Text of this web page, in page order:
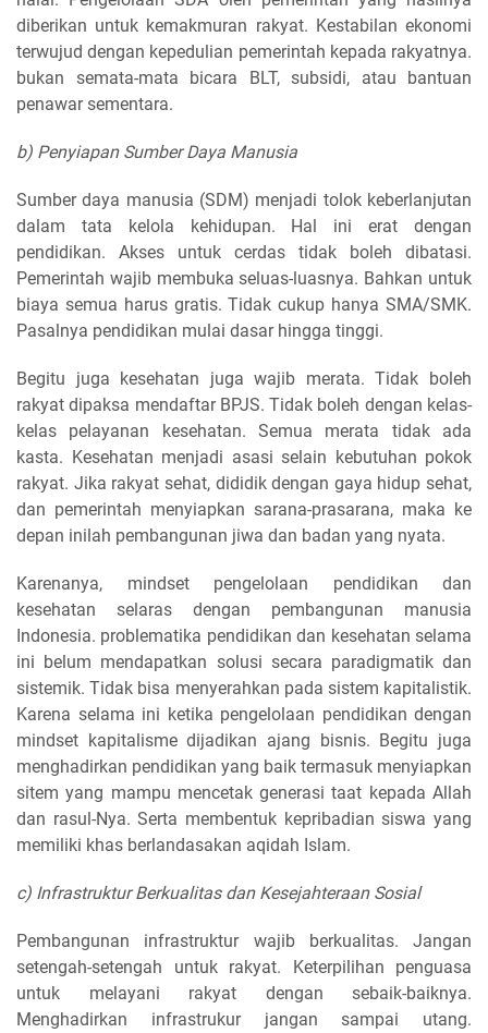
diberikan untuk kemakmuran rakyat. Kestabilan ekonomi
terwujud dengan kepedulian pemerintah kepada rakyatnya.
bukan semata-mata bicara BLT, subsidi, atau bantuan
penawar sementara.
b) Penyiapan Sumber Daya Manusia
Sumber daya manusia (SDM) menjadi tolok keberlanjutan
dalam tata kelola kehidupan. Hal ini erat dengan
pendidikan. Akses untuk cerdas tidak boleh dibatasi.
Pemerintah wajib membuka seluas-luasnya. Bahkan untuk
biaya semua harus gratis. Tidak cukup hanya SMA/SMK.
Pasalnya pendidikan mulai dasar hingga tinggi.
Begitu juga kesehatan juga wajib merata. Tidak boleh
rakyat dipaksa mendaftar BPJS. Tidak boleh dengan kelas-
kelas pelayanan kesehatan. Semua merata tidak ada
kasta. Kesehatan menjadi asasi selain kebutuhan pokok
rakyat. Jika rakyat sehat, dididik dengan gaya hidup sehat,
dan pemerintah menyiapkan sarana-prasarana, maka ke
depan inilah pembangunan jiwa dan badan yang nyata.
Karenanya, mindset pengelolaan pendidikan dan
kesehatan selaras dengan pembangunan manusia
Indonesia. problematika pendidikan dan kesehatan selama
ini belum mendapatkan solusi secara paradigmatik dan
sistemik. Tidak bisa menyerahkan pada sistem kapitalistik.
Karena selama ini ketika pengelolaan pendidikan dengan
mindset kapitalisme dijadikan ajang bisnis. Begitu juga
menghadirkan pendidikan yang baik termasuk menyiapkan
sitem yang mampu mencetak generasi taat kepada Allah
dan rasul-Nya. Serta membentuk kepribadian siswa yang
memiliki khas berlandasakan aqidah Islam.
c) Infrastruktur Berkualitas dan Kesejahteraan Sosial
Pembangunan infrastruktur wajib berkualitas. Jangan
setengah-setengah untuk rakyat. Keterpilihan penguasa
untuk melayani rakyat dengan sebaik-baiknya.
Menghadirkan infrastrukur jangan sampai utang.